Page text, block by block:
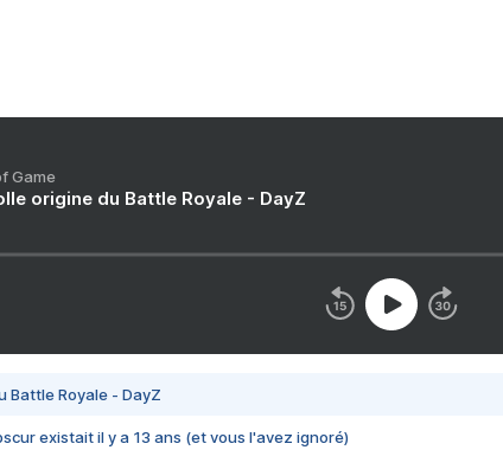
Game
origine du Battle Royale - DayZ
Battle Royale - DayZ
existait il y a 13 ans (et vous l'avez ignoré)